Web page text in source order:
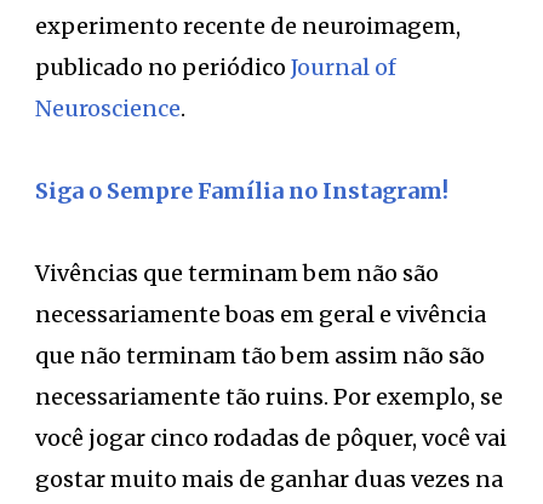
experimento recente de neuroimagem,
publicado no periódico Journal of
Neuroscience.
Siga o Sempre Família no Instagram!
Vivências que terminam bem não são
necessariamente boas em geral e vivência
que não terminam tão bem assim não são
necessariamente tão ruins. Por exemplo, se
você jogar cinco rodadas de pôquer, você vai
gostar muito mais de ganhar duas vezes na